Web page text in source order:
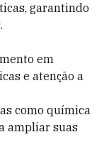
garantindo
em
e atenção a
como química
ampliar suas